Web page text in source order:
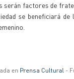
serán factores de
se beneficiará de
en Prensa Cultural -